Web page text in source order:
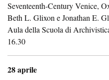
Seventeenth-Century Venice,
Beth L. Glixon e Jonathan E.
Aula della Scuola di
16.30
28 aprile